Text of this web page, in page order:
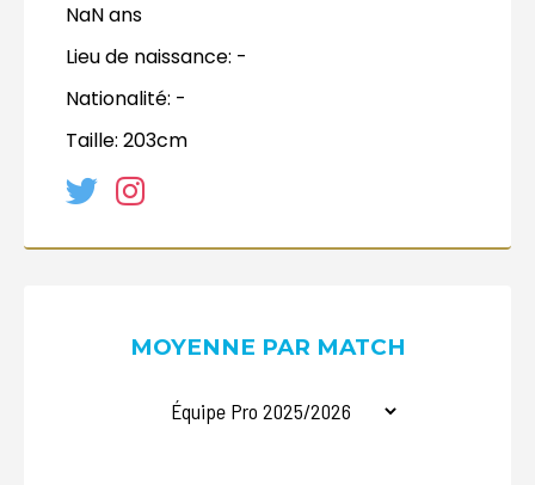
NaNans
Lieu de naissance: -
Nationalité: -
Taille: 203cm
MOYENNE PAR MATCH